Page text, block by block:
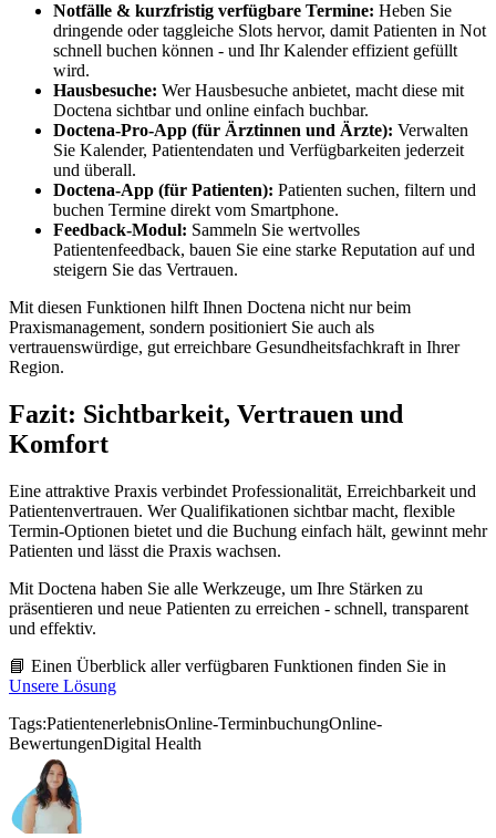
Notfälle & kurzfristig verfügbare Termine: Heben Sie
dringende oder taggleiche Slots hervor, damit Patienten in Not
schnell buchen können - und Ihr Kalender effizient gefüllt
wird.
Hausbesuche: Wer Hausbesuche anbietet, macht diese mit
Doctena sichtbar und online einfach buchbar.
Doctena-Pro-App (für Ärztinnen und Ärzte): Verwalten
Sie Kalender, Patientendaten und Verfügbarkeiten jederzeit
und überall.
Doctena-App (für Patienten): Patienten suchen, filtern und
buchen Termine direkt vom Smartphone.
Feedback-Modul: Sammeln Sie wertvolles
Patientenfeedback, bauen Sie eine starke Reputation auf und
steigern Sie das Vertrauen.
Mit diesen Funktionen hilft Ihnen Doctena nicht nur beim
Praxismanagement, sondern positioniert Sie auch als
vertrauenswürdige, gut erreichbare Gesundheitsfachkraft in Ihrer
Region.
Fazit: Sichtbarkeit, Vertrauen und
Komfort
Eine attraktive Praxis verbindet Professionalität, Erreichbarkeit und
Patientenvertrauen. Wer Qualifikationen sichtbar macht, flexible
Termin-Optionen bietet und die Buchung einfach hält, gewinnt mehr
Patienten und lässt die Praxis wachsen.
Mit Doctena haben Sie alle Werkzeuge, um Ihre Stärken zu
präsentieren und neue Patienten zu erreichen - schnell, transparent
und effektiv.
📘 Einen Überblick aller verfügbaren Funktionen finden Sie in
Unsere Lösung
Tags:PatientenerlebnisOnline-TerminbuchungOnline-
BewertungenDigital Health